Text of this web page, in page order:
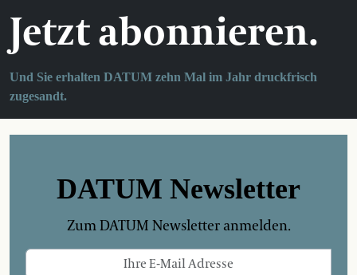
Jetzt abonnieren.
Und Sie erhalten DATUM zehn Mal im Jahr druckfrisch
zugesandt.
DATUM Newsletter
Zum DATUM Newsletter anmelden.